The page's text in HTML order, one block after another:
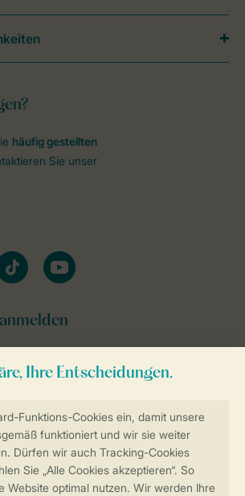
zur Online-Buchung
häufig gestellten
Sie unser
youtube